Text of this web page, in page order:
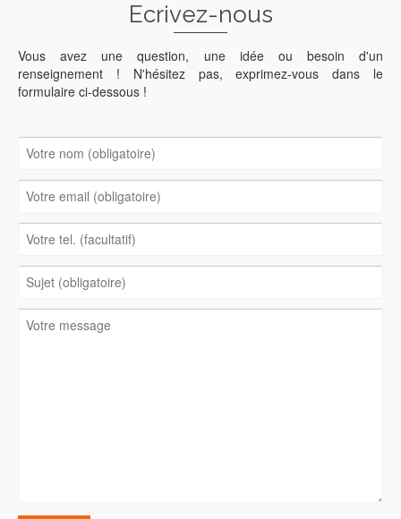
Ecrivez-nous
Vous avez une question, une idée ou besoin d'un
renseignement ! N'hésitez pas, exprimez-vous dans le
formulaire ci-dessous !